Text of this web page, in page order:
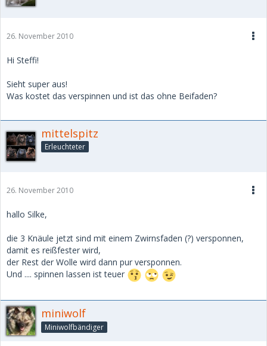
26. November 2010
Hi Steffi!
Sieht super aus!
Was kostet das verspinnen und ist das ohne Beifaden?
mittelspitz
Erleuchteter
26. November 2010
hallo Silke,
die 3 Knäule jetzt sind mit einem Zwirnsfaden (?) versponnen,
damit es reißfester wird,
der Rest der Wolle wird dann pur versponnen.
Und .... spinnen lassen ist teuer
miniwolf
Miniwolfbändiger